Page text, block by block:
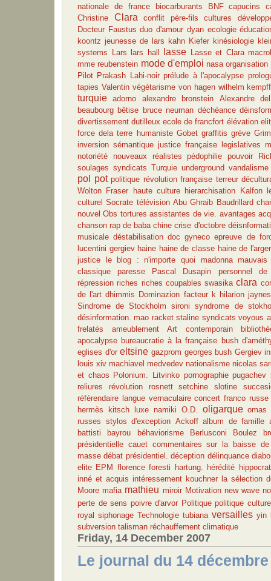
nationale de france
biocarburants BNF capucins
Christine
Clara conflit père-fils cultures
Docteur Faustus duo d'amour dyan ecologie
koontz jeunesse de lars kahn Kiefer kinésiologie
systems
Lars lars hall lasse Lasse et Clara
mme reubenstein mode d'emploi nasa organisation
Pilot Prakash Lahi-noir prélude à l'apocalypse
tapies Valentin végétarisme von hagen wilhelm kempff
turquie adorno alexandre bronstein
Alexandre
beaubourg bêtise bruce neuman déchéance
divertissement dutilleux ecole de francfort élévation
force dela terre humaniste Gobet graffitis grève
inversion sémantique justice française legislatives
notoriété nouveaux réalistes pédophilie pouvoir
soulages syndicats Turquie underground vandalisme
pol pot politique révolution française terreur
Wolton Fraser haute culture hierarchisation Kalfon
culturel Socrate télévision Abu Ghraib Baudrillard
nouvel Obs tortures assistantes de vie. avantages
chanson rap de baba chine crise d'octobre
musicale déstabilisation doc gyneco epreuve de
lucentini gergiev haine haine de classe haine de
justice
le blog : n'importe quoi madonna mauvais
classique
paresse Pascal Dusapin
personnel de
répression riches riches coupables swasika clara
de l'art dhimmis Dominazion facteur k hilarion jaynes
Sindrome de Stockholm
sironi
syndrome de
désinformation. mao racket staline syndicats voyous
frelatés
ameublement Art contemporain
apocalypse bureaucratie à la française bush
eglises d'or eltsine gazprom georges bush Gergiev
louis xiv machiavel medvedev nationalisme nicolas
et chaos Polonium. Litvinko pornographie pugachev
reliures
révolution rosnett setchine slotine
référendaire langue vernaculaire concert franco russe
hermès
kitsch luxe namiki O.D. oligarque omas
russes stylos d'exception Ackoff album de famille
battisti
bayrou béhaviorisme Berlusconi Boulez
présidentielle cauet commentaires sur la baisse
masse débat présidentiel. déception délinquance
elite EPM florence foresti hartung. hérédité
inné et acquis intéressement kouchner la sélection
Moore mafia mathieu miroir Motivation new wave
perte de sens poivre d'arvor Politique politique
royal siphonage Technologie tubiana versailles yin
subversion talisman réchauffement climatique
Friday, 14 December 2007
Le journal du 14 décembre